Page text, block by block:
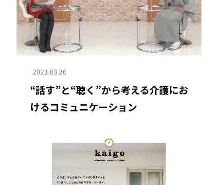
2021.03.26
“話す”と“聴く”から考える介護にお
けるコミュニケーション